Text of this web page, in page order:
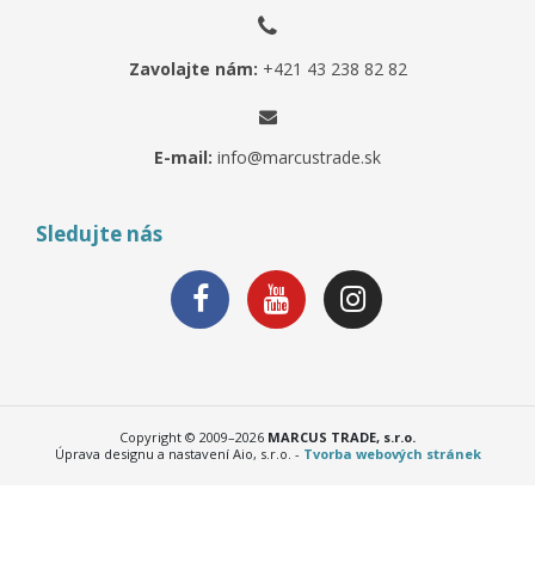
Zavolajte nám: +421 43 238 82 82
E-mail: info@marcustrade.sk
Sledujte nás
Copyright © 2009–2026 MARCUS TRADE, s.r.o.
Úprava designu a nastavení Aio, s.r.o. - Tvorba webových stránek